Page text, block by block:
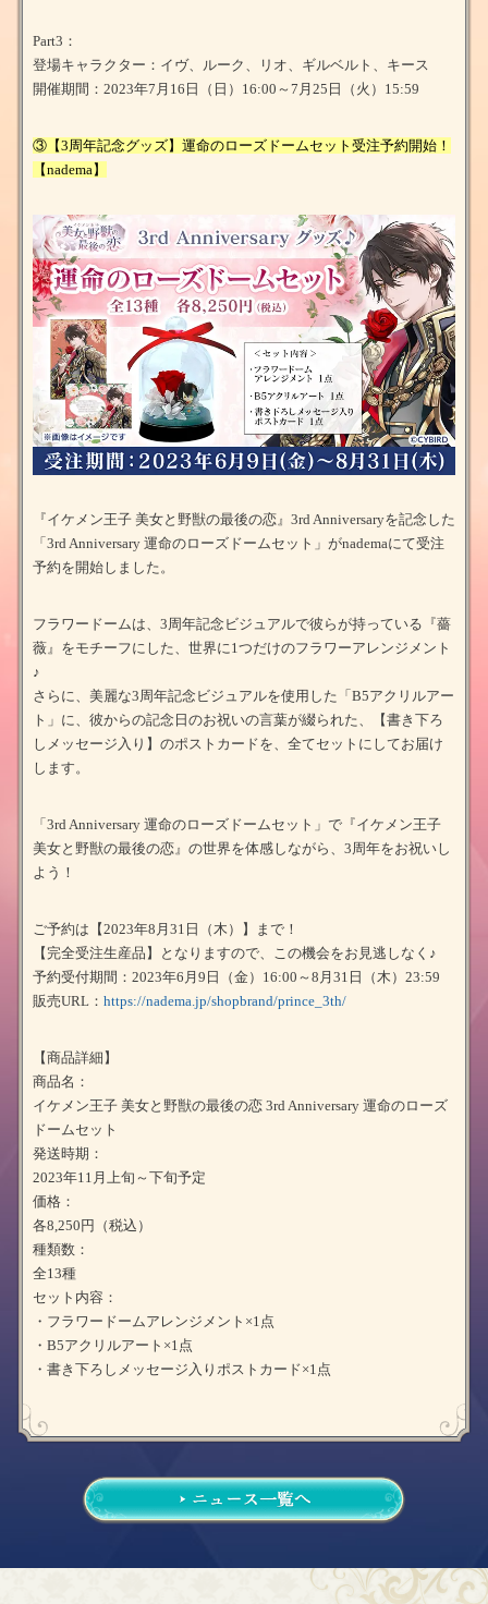
Part3：
登場キャラクター：イヴ、ルーク、リオ、ギルベルト、キース
開催期間：2023年7月16日（日）16:00～7月25日（火）15:59
③【3周年記念グッズ】運命のローズドームセット受注予約開始！
【nadema】
『イケメン王子 美女と野獣の最後の恋』3rd Anniversaryを記念した
「3rd Anniversary 運命のローズドームセット」がnademaにて受注
予約を開始しました。
フラワードームは、3周年記念ビジュアルで彼らが持っている『薔
薇』をモチーフにした、世界に1つだけのフラワーアレンジメント
♪
さらに、美麗な3周年記念ビジュアルを使用した「B5アクリルアー
ト」に、彼からの記念日のお祝いの言葉が綴られた、【書き下ろ
しメッセージ入り】のポストカードを、全てセットにしてお届け
します。
「3rd Anniversary 運命のローズドームセット」で『イケメン王子
美女と野獣の最後の恋』の世界を体感しながら、3周年をお祝いし
よう！
ご予約は【2023年8月31日（木）】まで！
【完全受注生産品】となりますので、この機会をお見逃しなく♪
予約受付期間：2023年6月9日（金）16:00～8月31日（木）23:59
販売URL： https://nadema.jp/shopbrand/prince_3th/
【商品詳細】
商品名：
イケメン王子 美女と野獣の最後の恋 3rd Anniversary 運命のローズ
ドームセット
発送時期：
2023年11月上旬～下旬予定
価格：
各8,250円（税込）
種類数：
全13種
セット内容：
・フラワードームアレンジメント×1点
・B5アクリルアート×1点
・書き下ろしメッセージ入りポストカード×1点